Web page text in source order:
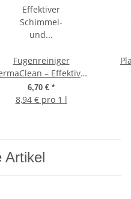
Fugenreiniger
– Effektiver
Schimmel- und
Schmutzentferner für
6,70 € *
8,94 € pro 1 l
Artikel